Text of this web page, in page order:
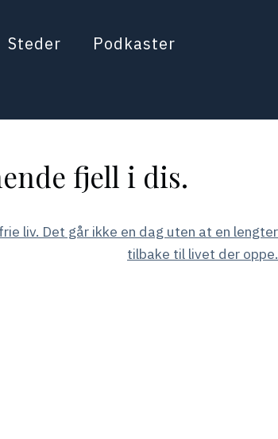
Steder Podkaster
fjell i dis.
liv. Det går ikke en dag uten at en lengter
tilbake til livet der oppe.